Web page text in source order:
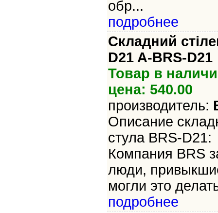
обр...
подробнее
Складний
D21 A-BRS-D21
Товар в
цена: 540.00
производитель:
Описание
стула BRS-D21:
Компания BRS
люди,
могли это
подробнее